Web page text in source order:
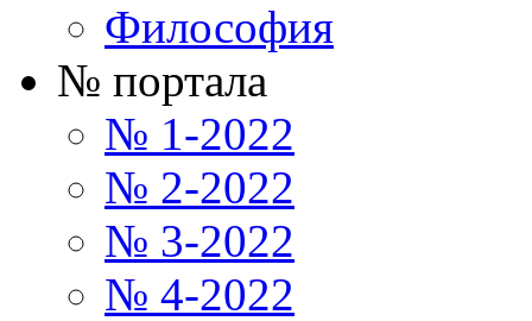
Философия
№ портала
№ 1-2022
№ 2-2022
№ 3-2022
№ 4-2022